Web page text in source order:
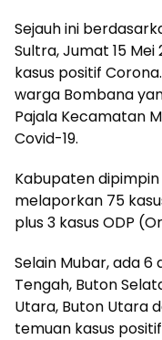
Sejauh ini
Sultra, Jumat 15
kasus positif
warga Bombana
Pajala Kecamatan
Covid-19.
Kabupaten dipimpin
melaporkan 75
plus 3 kasus ODP
Selain Mubar, ada 6
Tengah, Buton
Utara, Buton Utara
temuan kasus